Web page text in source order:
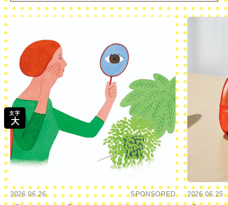
文字
大
2026.06.26 SPONSORED 2026.06.25